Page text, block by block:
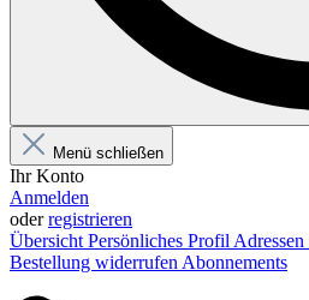
Menü schließen
Ihr Konto
Anmelden
oderregistrieren
Übersicht Persönliches Profil Adressen
Bestellung widerrufen Abonnements